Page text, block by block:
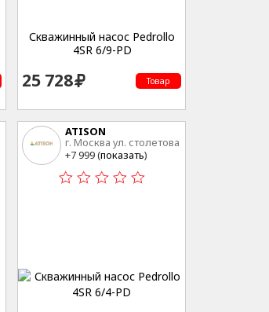
Скважинный насос Pedrollo
4SR 6/9-PD
25 728 Товар
ATISON
г. Москва ул. столетова
15
+7 999 (показать)